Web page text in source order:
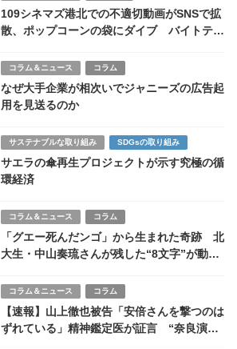
109シネマズ港北での不適切動画がSNSで拡
散、ポップコーンの袋にダイブ バイトテロ
コラム＆ニュース コラム
なぜ大手企業が相次いでジャニーズの広告起
用を見送るのか
サステナブルな取り組み SDGsの取り組み
サエラの傘再生プロジェクトが示す究極の循
環経済
コラム＆ニュース コラム
「グエー死んだンゴ」から生まれた奇跡 北
大生・中山奏琉さんが残した“8文字”が動か
コラム＆ニュース コラム
【速報】山上徹也被告「安倍さんを撃つのは
ずれている」精神鑑定医が証言 “奈良演説